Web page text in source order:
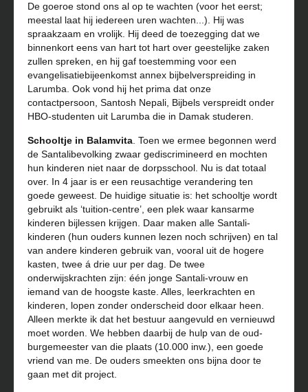
De goeroe stond ons al op te wachten (voor het eerst;
meestal laat hij iedereen uren wachten...). Hij was
spraakzaam en vrolijk. Hij deed de toezegging dat we
binnenkort eens van hart tot hart over geestelijke zaken
zullen spreken, en hij gaf toestemming voor een
evangelisatiebijeenkomst annex bijbelverspreiding in
Larumba. Ook vond hij het prima dat onze
contactpersoon, Santosh Nepali, Bijbels verspreidt onder
HBO-studenten uit Larumba die in Damak studeren.
Schooltje in Balamvita . Toen we ermee begonnen werd
de Santalibevolking zwaar gediscrimineerd en mochten
hun kinderen niet naar de dorpsschool. Nu is dat totaal
over. In 4 jaar is er een reusachtige verandering ten
goede geweest. De huidige situatie is: het schooltje wordt
gebruikt als ‘tuition-centre’, een plek waar kansarme
kinderen bijlessen krijgen. Daar maken alle Santali-
kinderen (hun ouders kunnen lezen noch schrijven) en tal
van andere kinderen gebruik van, vooral uit de hogere
kasten, twee á drie uur per dag. De twee
onderwijskrachten zijn: één jonge Santali-vrouw en
iemand van de hoogste kaste. Alles, leerkrachten en
kinderen, lopen zonder onderscheid door elkaar heen.
Alleen merkte ik dat het bestuur aangevuld en vernieuwd
moet worden. We hebben daarbij de hulp van de oud-
burgemeester van die plaats (10.000 inw.), een goede
vriend van me. De ouders smeekten ons bijna door te
gaan met dit project.